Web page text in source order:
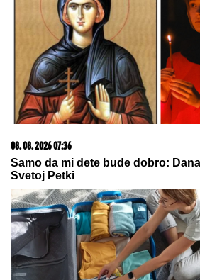
Pevačicu je muž
u porodilištu: "To